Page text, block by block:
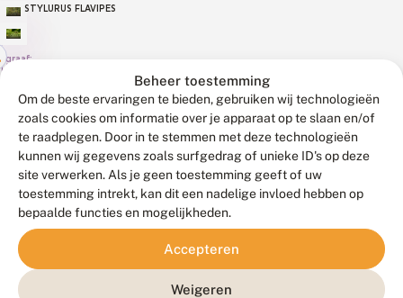
Beheer toestemming
Om de beste ervaringen te bieden, gebruiken wij technologieën
zoals cookies om informatie over je apparaat op te slaan en/of
te raadplegen. Door in te stemmen met deze technologieën
kunnen wij gegevens zoals surfgedrag of unieke ID's op deze
site verwerken. Als je geen toestemming geeft of uw
toestemming intrekt, kan dit een nadelige invloed hebben op
bepaalde functies en mogelijkheden.
Accepteren
Weigeren
STYLURUS FLAVIPES